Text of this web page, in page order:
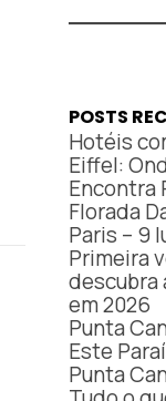
POSTS
Hotéis
Eiffel:
Encontra
Florada
Paris – 9
Primeira
descubra
em 2026
Punta
Este
Punta